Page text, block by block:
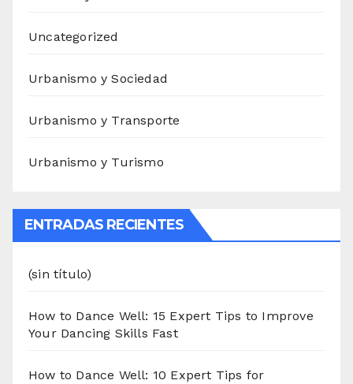
Uncategorized
Urbanismo y Sociedad
Urbanismo y Transporte
Urbanismo y Turismo
ENTRADAS RECIENTES
(sin título)
How to Dance Well: 15 Expert Tips to Improve
Your Dancing Skills Fast
How to Dance Well: 10 Expert Tips for